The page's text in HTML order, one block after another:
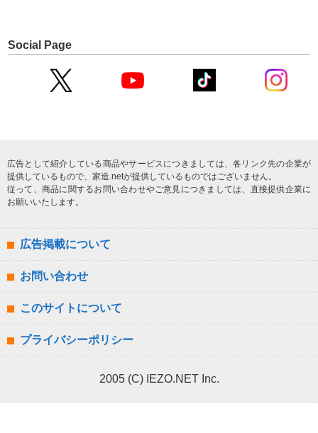
Social Page
広告として紹介している商品やサービスにつきましては、各リンク先の企業が
提供しているもので、家造.netが提供しているものではございません。
従って、商品に関するお問い合わせやご意見につきましては、直接提供企業に
お願いいたします。
広告掲載について
お問い合わせ
このサイトについて
プライバシーポリシー
2005 (C) IEZO.NET Inc.